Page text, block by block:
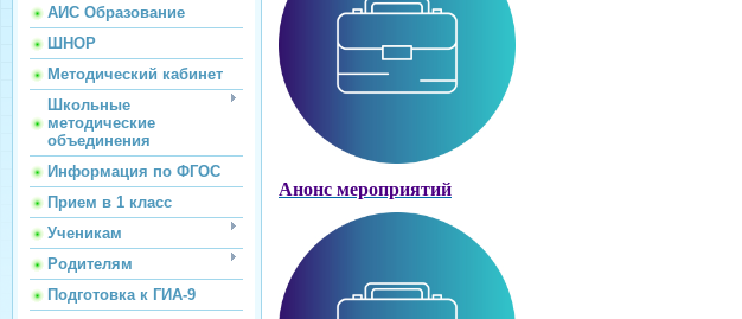
АИС Образование
ШНОР
Методический кабинет
Школьные
методические
объединения
Информация по ФГОС
Прием в 1 класс
Ученикам
Родителям
Подготовка к ГИА-9
Анонс мероприятий